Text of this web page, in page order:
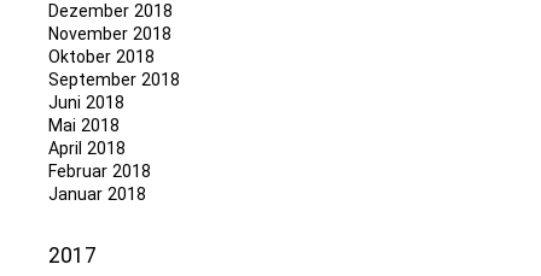
Dezember 2018
November 2018
Oktober 2018
September 2018
Juni 2018
Mai 2018
April 2018
Februar 2018
Januar 2018
2017